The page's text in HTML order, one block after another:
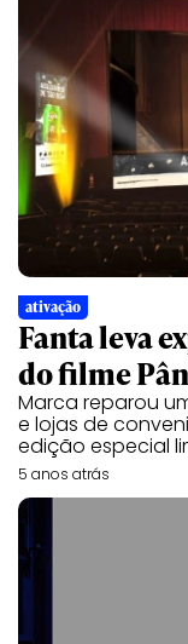
ativação
Fanta leva
do filme
Marca reparou
e lojas de
edição especial
5 anos atrás